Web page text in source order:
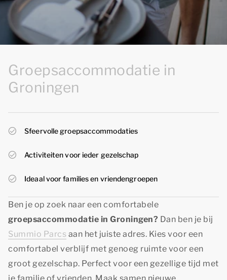
Groepsaccommodatie in
Groningen
Sfeervolle groepsaccommodaties
Activiteiten voor ieder gezelschap
Ideaal voor families en vriendengroepen
Ben je op zoek naar een comfortabele
groepsaccommodatie in Groningen? Dan ben je bij
Summio Parcs aan het juiste adres. Kies voor een
comfortabel verblijf met genoeg ruimte voor een
groot gezelschap. Perfect voor een gezellige tijd met